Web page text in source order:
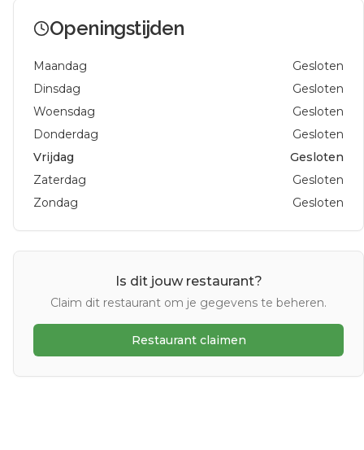
Openingstijden
Maandag
Gesloten
Dinsdag
Gesloten
Woensdag
Gesloten
Donderdag
Gesloten
Vrijdag
Gesloten
Zaterdag
Gesloten
Zondag
Gesloten
Is dit jouw restaurant?
Claim dit restaurant om je gegevens te beheren.
Restaurant claimen